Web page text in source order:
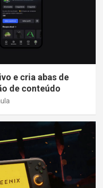
e cria abas de
de conteúdo